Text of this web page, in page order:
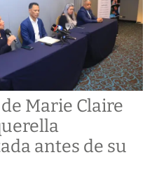
Marie Claire
antes de su